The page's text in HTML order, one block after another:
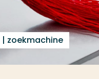
zoekmachine